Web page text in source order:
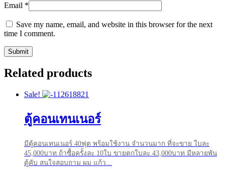
Email *
Save my name, email, and website in this browser for the next
time I comment.
Related products
Sale!
ตู้คอนเทนเนอร์
มีตู้คอนเทนเนอร์ 40ฟุต พร้อมใช้งาน จำนวนมาก ที่จะขาย ใบละ
45,000บาท ถ้าซื้อครั้งละ 10ใบ ขายตกใบละ 43,000บาท มีหลายพัน
ตู้คับ สนใจสอบถาม ผม แก้ว...